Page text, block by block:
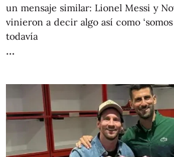
un mensaje similar: Lionel Messi y
vinieron a decir algo así como
todavía